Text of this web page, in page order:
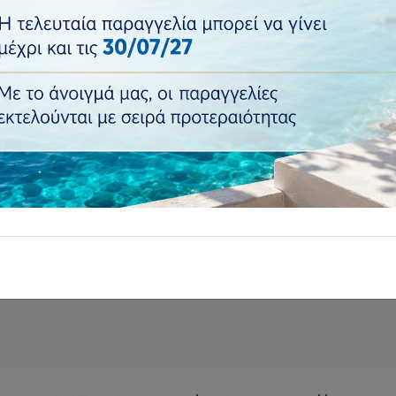
Living
είδη σπιτιού για
όμορφο χώρο.